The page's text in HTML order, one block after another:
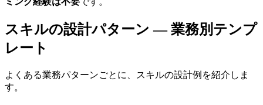
スキルの設計パターン — 業務別テンプ
レート
よくある業務パターンごとに、スキルの設計例を紹介しま
す。